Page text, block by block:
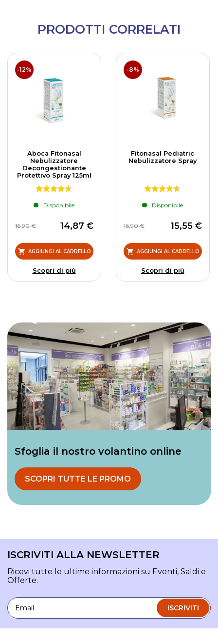
PRODOTTI CORRELATI
-12%
Aboca Fitonasal
Nebulizzatore
Decongestionante
Protettivo Spray 125ml
Disponibile
14,87 €
16,90 €
AGGIUNGI AL CARRELLO
Scopri di più
-8%
Fitonasal Pediatric
Nebulizzatore Spray
Disponibile
15,55 €
16,90 €
AGGIUNGI AL CARRELLO
Scopri di più
Sfoglia il nostro volantino online
SCOPRI TUTTE LE PROMO
ISCRIVITI ALLA NEWSLETTER
Ricevi tutte le ultime informazioni su Eventi, Saldi e
Offerte.
Email
ISCRIVITI